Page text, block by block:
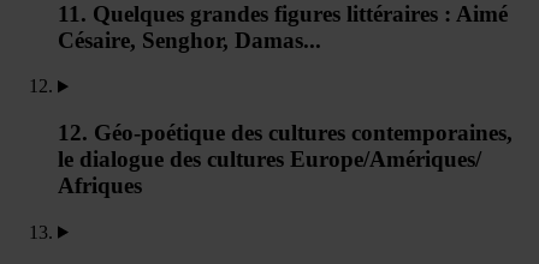
11. Quelques grandes figures littéraires : Aimé
Césaire, Senghor, Damas...
12. Géo-poétique des cultures contemporaines,
le dialogue des cultures Europe/Amériques/
Afriques